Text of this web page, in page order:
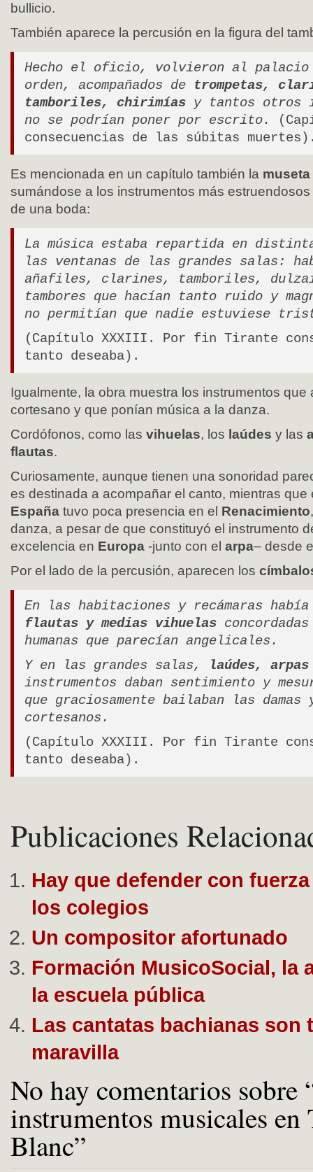
bullicio.
También aparece la percusión en la figura del
Hecho el oficio, volvieron al palacio
orden, acompañados de trompetas,
tamboriles, chirimías y tantos otros
no se podrían poner por escrito.
consecuencias de las súbitas
Es mencionada en un capítulo también la
sumándose a los instrumentos más
de una boda:
La música estaba repartida en
las ventanas de las grandes salas:
añafiles, clarines, tamboriles,
tambores que hacían tanto ruido y
no permitían que nadie estuviese
(Capítulo XXXIII. Por fin Tirante
tanto deseaba).
Igualmente, la obra muestra los instrumentos que
cortesano y que ponían música a la danza.
Cordófonos, como las vihuelas, los laúdes y las
flautas.
Curiosamente, aunque tienen una sonoridad
es destinada a acompañar el canto, mientras
España tuvo poca presencia en el Renacimiento
danza, a pesar de que constituyó el instrumento
excelencia en Europa -junto con el arpa– desde
Por el lado de la percusión, aparecen los
En las habitaciones y recámaras
flautas y medias vihuelas
humanas que parecían angelicales.
Y en las grandes salas,
laúdes, arpas
instrumentos daban sentimiento y
que graciosamente bailaban las damas
cortesanos.
(Capítulo XXXIII. Por fin Tirante
tanto deseaba).
Publicaciones
Hay que defender con
los colegios
Un compositor afortunado
Formación MusicoSocial, la
la escuela pública
Las cantatas bachianas son
maravilla
No hay comentarios sobre
instrumentos musicales
Blanc”